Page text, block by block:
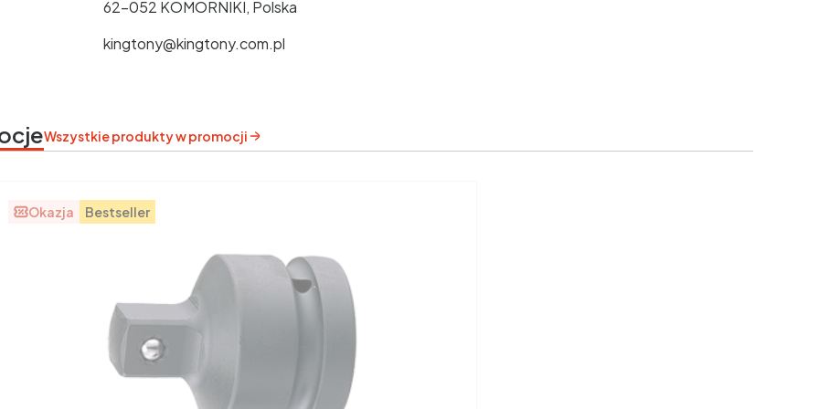
62-052 KOMORNIKI, Polska
kingtony@kingtony.com.pl
Wszystkie produkty w promocji
Okazja Bestseller